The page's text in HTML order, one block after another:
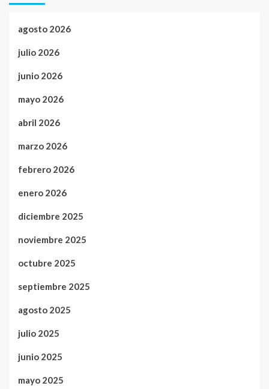
agosto 2026
julio 2026
junio 2026
mayo 2026
abril 2026
marzo 2026
febrero 2026
enero 2026
diciembre 2025
noviembre 2025
octubre 2025
septiembre 2025
agosto 2025
julio 2025
junio 2025
mayo 2025